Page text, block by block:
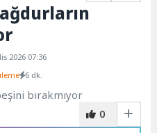
2026 07:36
6 dk.
0